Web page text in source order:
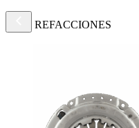
REFACCIONES